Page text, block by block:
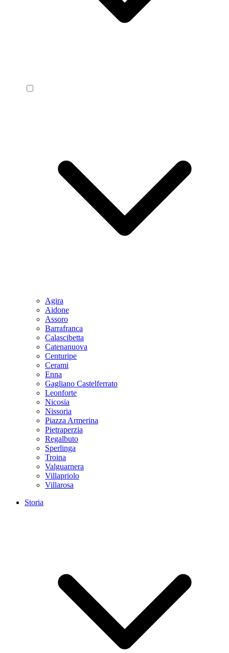
Agira
Aidone
Assoro
Barrafranca
Calascibetta
Catenanuova
Centuripe
Cerami
Enna
Gagliano Castelferrato
Leonforte
Nicosia
Nissoria
Piazza Armerina
Pietraperzia
Regalbuto
Sperlinga
Troina
Valguarnera
Villapriolo
Villarosa
Storia